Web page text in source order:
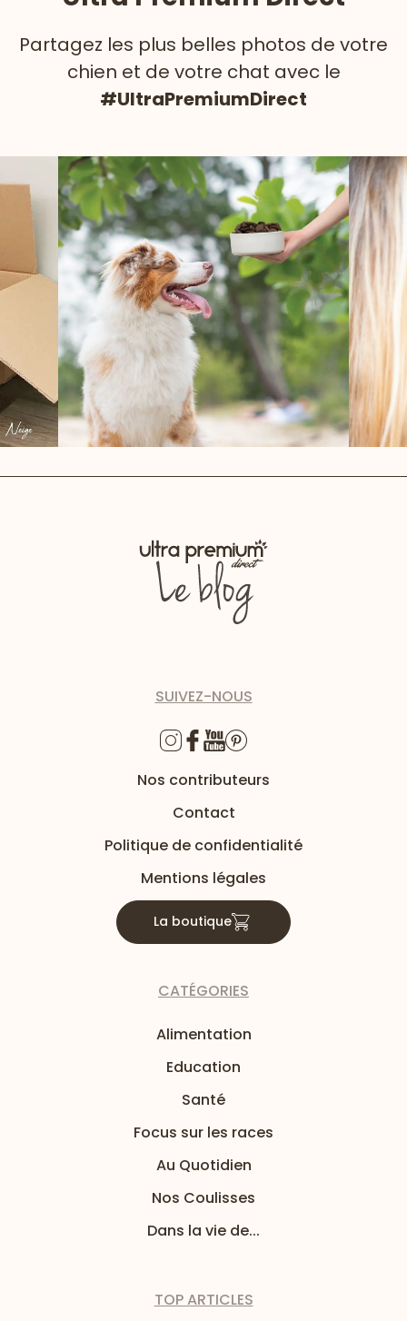
Partagez les plus belles photos de votre
chien et de votre chat avec le
#UltraPremiumDirect
SUIVEZ-NOUS
Nos contributeurs
Contact
Politique de confidentialité
Mentions légales
La boutique
CATÉGORIES
Alimentation
Education
Santé
Focus sur les races
Au Quotidien
Nos Coulisses
Dans la vie de...
TOP ARTICLES